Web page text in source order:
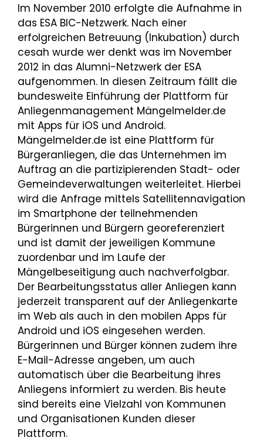
Im November 2010 erfolgte die Aufnahme in
das ESA BIC-Netzwerk. Nach einer
erfolgreichen Betreuung (Inkubation) durch
cesah wurde wer denkt was im November
2012 in das Alumni-Netzwerk der ESA
aufgenommen. In diesen Zeitraum fällt die
bundesweite Einführung der Plattform für
Anliegenmanagement Mängelmelder.de
mit Apps für iOS und Android.
Mängelmelder.de ist eine Plattform für
Bürgeranliegen, die das Unternehmen im
Auftrag an die partizipierenden Stadt- oder
Gemeindeverwaltungen weiterleitet. Hierbei
wird die Anfrage mittels Satellitennavigation
im Smartphone der teilnehmenden
Bürgerinnen und Bürgern georeferenziert
und ist damit der jeweiligen Kommune
zuordenbar und im Laufe der
Mängelbeseitigung auch nachverfolgbar.
Der Bearbeitungsstatus aller Anliegen kann
jederzeit transparent auf der Anliegenkarte
im Web als auch in den mobilen Apps für
Android und iOS eingesehen werden.
Bürgerinnen und Bürger können zudem ihre
E-Mail-Adresse angeben, um auch
automatisch über die Bearbeitung ihres
Anliegens informiert zu werden. Bis heute
sind bereits eine Vielzahl von Kommunen
und Organisationen Kunden dieser
Plattform.